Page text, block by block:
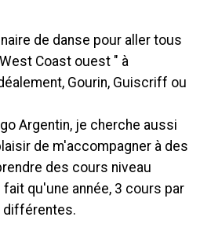
de danse pour aller tous
Coast ouest " à
Gourin, Guiscriff ou
Argentin, je cherche aussi
de m'accompagner à des
des cours niveau
qu'une année, 3 cours par
différentes.